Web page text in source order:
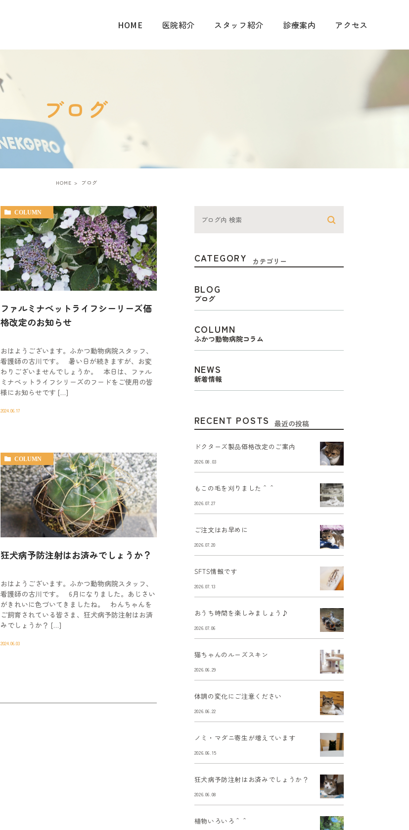
HOME 医院紹介 スタッフ紹介 診療案内 アクセス
ブログ
HOME ブログ
COLUMN
ファルミナベットライフシーリーズ価
格改定のお知らせ
おはようございます。ふかつ動物病院スタッフ、
看護師の古川です。 暑い日が続きますが、お変
わりございませんでしょうか。 本日は、ファル
ミナベットライフシリーズのフードをご使用の皆
様にお知らせです […]
2024.06.17
COLUMN
狂犬病予防注射はお済みでしょうか？
おはようございます。ふかつ動物病院スタッフ、
看護師の古川です。 6月になりました。あじさい
がきれいに色づいてきましたね。 わんちゃんを
ご飼育されている皆さま、狂犬病予防注射はお済
みでしょうか？ […]
2024.06.03
CATEGORY カテゴリー
BLOG
ブログ
COLUMN
ふかつ動物病院コラム
NEWS
新着情報
RECENT POSTS 最近の投稿
ドクターズ製品価格改定のご案内
2026.08.03
もこの毛を刈りました＾＾
2026.07.27
ご注文はお早めに
2026.07.20
SFTS情報です
2026.07.13
おうち時間を楽しみましょう♪
2026.07.06
猫ちゃんのルーズスキン
2026.06.29
体調の変化にご注意ください
2026.06.22
ノミ・マダニ寄生が増えています
2026.06.15
狂犬病予防注射はお済みでしょうか？
2026.06.08
植物いろいろ＾＾